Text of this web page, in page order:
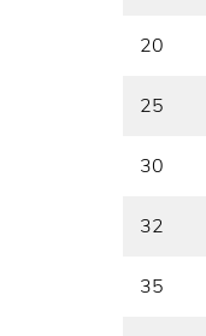
20
25
30
32
35